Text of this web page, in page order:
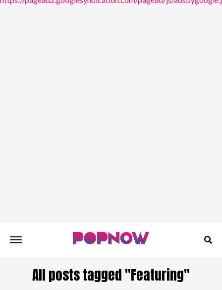
All posts tagged "Featuring"